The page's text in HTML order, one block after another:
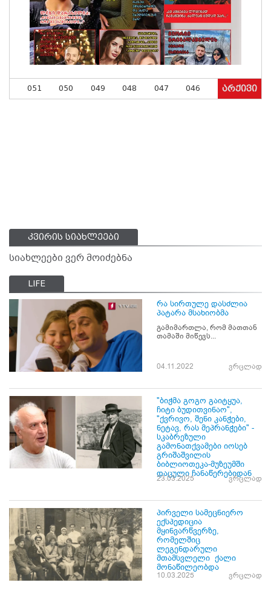
051 050 049 048 047 046 არქივი
კვირის სიახლეები
სიახლეები ვერ მოიძებნა
LIFE
რა სირთულე დასძლია
პატარა მსახიობმა
გამიმართლა, რომ მათთან
თამაში მიწევს...
04.11.2022 ვრცლად
"ბიჭმა გოგო გაიტყუა,
ჩიტი ბუდითვინაო",
"ქვრივო, შენი კანჭები,
ნეტავ, რას მეპრანჭები" -
სკაბრეზული
გამონათქვამები იოსებ
გრიშაშვილის
ბიბლიოთეკა-მუზეუმში
დაცული ჩანაწერებიდან
23.03.2025 ვრცლად
პირველი სამეცნიერო
ექსპედიცია
მყინვარწვერზე,
რომელშიც
ლეგენდარული
მთამსვლელი ქალი
მონაწილეობდა
10.03.2025 ვრცლად